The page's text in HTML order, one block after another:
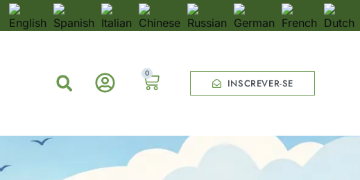
0
INSCREVER-SE